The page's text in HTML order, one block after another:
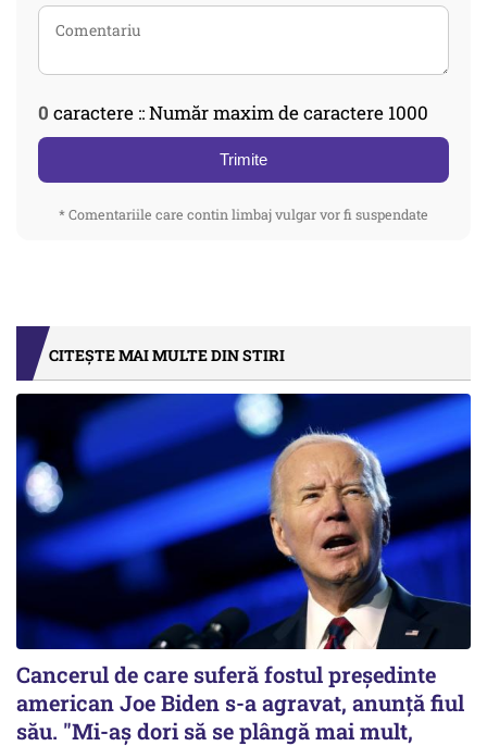
0 caractere :: Număr maxim de caractere 1000
Trimite
* Comentariile care contin limbaj vulgar vor fi suspendate
CITEȘTE MAI MULTE DIN STIRI
Cancerul de care suferă fostul preşedinte
american Joe Biden s-a agravat, anunță fiul
său. "Mi-aș dori să se plângă mai mult,